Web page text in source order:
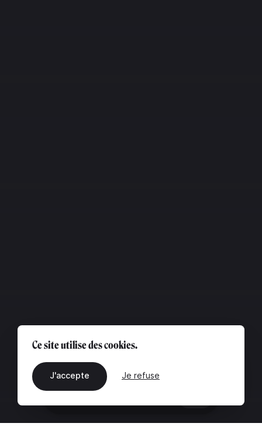
Ce site utilise des cookies.
J'accepte Je refuse